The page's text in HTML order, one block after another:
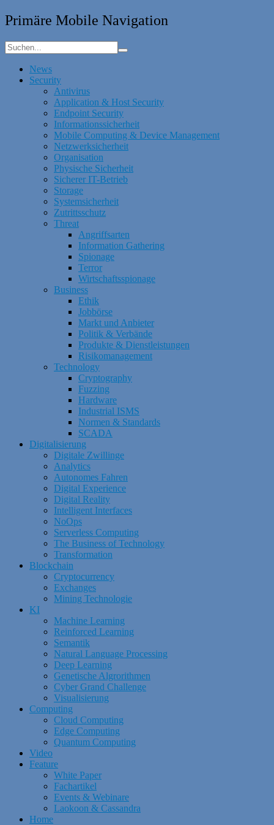
Primäre Mobile Navigation
News
Security
Antivirus
Application & Host Security
Endpoint Security
Informationssicherheit
Mobile Computing & Device Management
Netzwerksicherheit
Organisation
Physische Sicherheit
Sicherer IT-Betrieb
Storage
Systemsicherheit
Zutrittsschutz
Threat
Angriffsarten
Information Gathering
Spionage
Terror
Wirtschaftsspionage
Business
Ethik
Jobbörse
Markt und Anbieter
Politik & Verbände
Produkte & Dienstleistungen
Risikomanagement
Technology
Cryptography
Fuzzing
Hardware
Industrial ISMS
Normen & Standards
SCADA
Digitalisierung
Digitale Zwillinge
Analytics
Autonomes Fahren
Digital Experience
Digital Reality
Intelligent Interfaces
NoOps
Serverless Computing
The Business of Technology
Transformation
Blockchain
Cryptocurrency
Exchanges
Mining Technologie
KI
Machine Learning
Reinforced Learning
Semantik
Natural Language Processing
Deep Learning
Genetische Algrorithmen
Cyber Grand Challenge
Visualisierung
Computing
Cloud Computing
Edge Computing
Quantum Computing
Video
Feature
White Paper
Fachartikel
Events & Webinare
Laokoon & Cassandra
Home